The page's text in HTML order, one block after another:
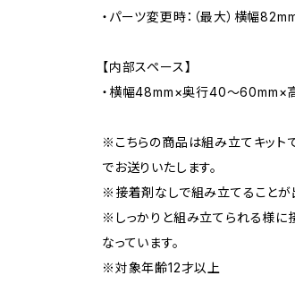
・パーツ変更時：（最大）横幅
【内部スペース】
・横幅48mm×奥行40～60mm×
※こちらの商品は組み立てキット
でお送りいたします。
※接着剤なしで組み立てることが
※しっかりと組み立てられる様に
なっています。
※対象年齢12才以上